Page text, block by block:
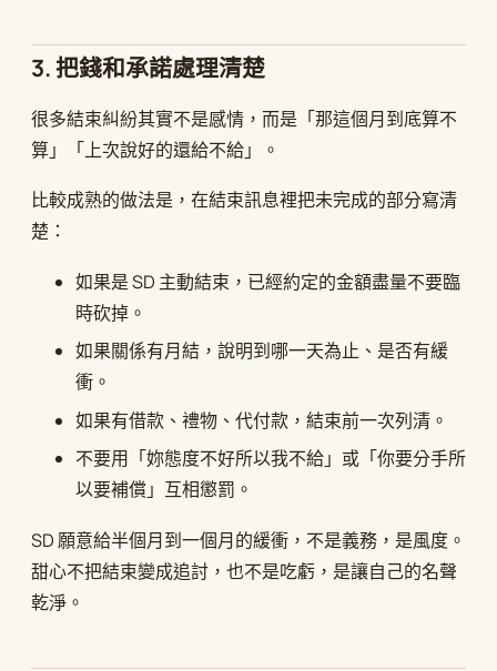
3. 把錢和承諾處理清楚
很多結束糾紛其實不是感情，而是「那這個月到底算不
算」「上次說好的還給不給」。
比較成熟的做法是，在結束訊息裡把未完成的部分寫清
楚：
如果是 SD 主動結束，已經約定的金額盡量不要臨
時砍掉。
如果關係有月結，說明到哪一天為止、是否有緩
衝。
如果有借款、禮物、代付款，結束前一次列清。
不要用「妳態度不好所以我不給」或「你要分手所
以要補償」互相懲罰。
SD 願意給半個月到一個月的緩衝，不是義務，是風度。
甜心不把結束變成追討，也不是吃虧，是讓自己的名聲
乾淨。